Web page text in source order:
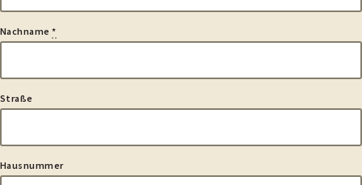
Nachname*
Straße
Hausnummer